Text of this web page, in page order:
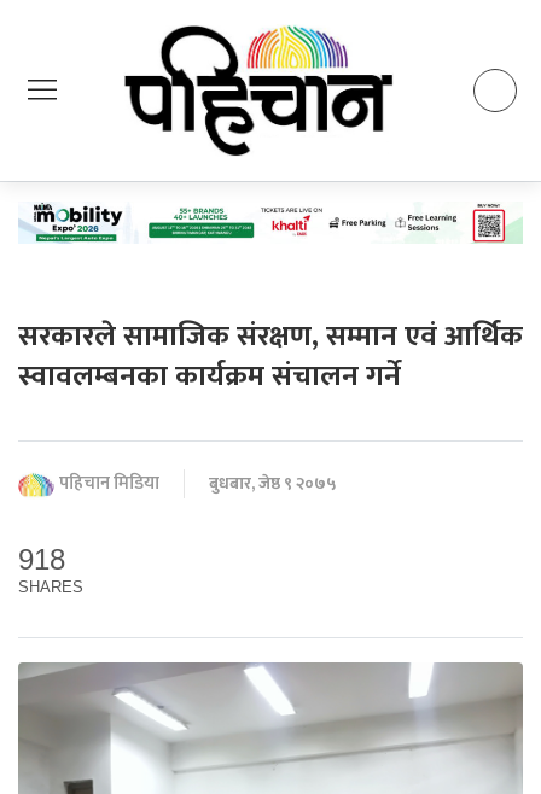
सरकारले सामाजिक संरक्षण, सम्मान एवं आर्थिक
स्वावलम्बनका कार्यक्रम संचालन गर्ने
पहिचान मिडिया बुधबार, जेष्ठ ९ २०७५
918
SHARES